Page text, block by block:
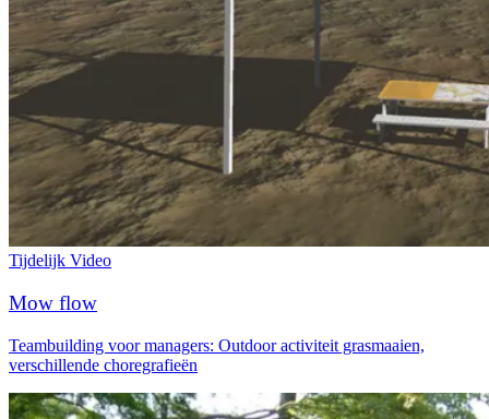
Tijdelijk Video
Mow flow
Teambuilding voor managers: Outdoor activiteit grasmaaien,
verschillende choregrafieën